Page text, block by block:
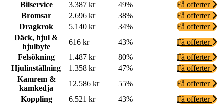
Bilservice
3.387 kr 49%
Få offerter
Bromsar
2.696 kr 38%
Få offerter
Dragkrok
5.140 kr 34%
Få offerter
Däck, hjul &
hjulbyte
616 kr 43%
Få offerter
Felsökning
1.487 kr 80%
Få offerter
Hjulinställning
1.358 kr 47%
Få offerter
Kamrem &
kamkedja
12.586 kr 55%
Få offerter
Koppling
6.521 kr 43%
Få offerter